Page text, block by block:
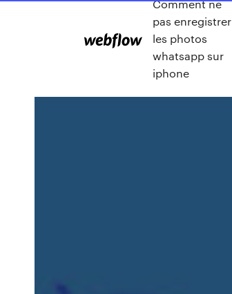
Comment ne
pas enregistrer
les photos
whatsapp sur
iphone